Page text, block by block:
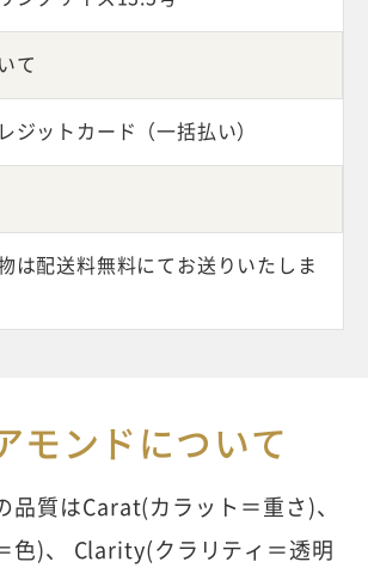
て
ジットカード（一括払い）
は配送料無料にてお送りいたしま
モンドについて
品質はCarat(カラット＝重さ)、
色)、 Clarity(クラリティ＝透明